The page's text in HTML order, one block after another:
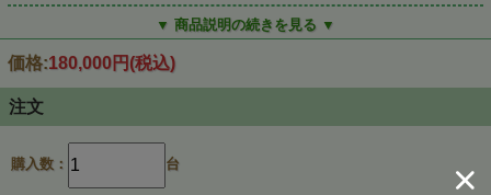
▼ 商品説明の続きを見る ▼
価格:180,000円 (税込)
注文
購入数： 台